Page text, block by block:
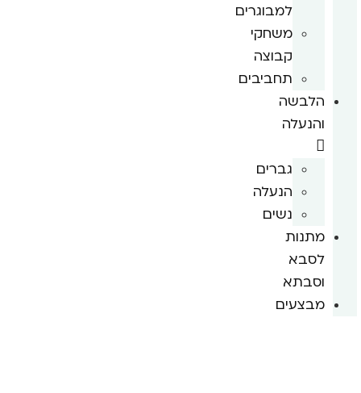
למבוגרים
משחקי
קבוצה
תחביבים
הלבשה
והנעלה
גברים
הנעלה
נשים
מתנות
לסבא
וסבתא
מבצעים